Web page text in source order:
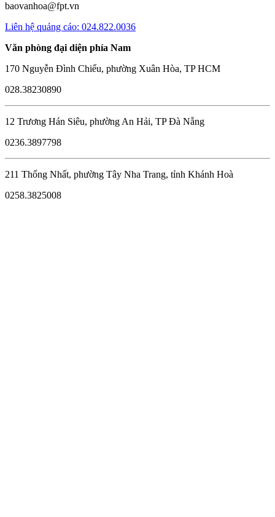
baovanhoa@fpt.vn
Liên hệ quảng cáo: 024.822.0036
Văn phòng đại diện phía Nam
170 Nguyễn Đình Chiểu, phường Xuân Hòa, TP HCM
028.38230890
12 Trương Hán Siêu, phường An Hải, TP Đà Nẵng
0236.3897798
211 Thống Nhất, phường Tây Nha Trang, tỉnh Khánh Hoà
0258.3825008